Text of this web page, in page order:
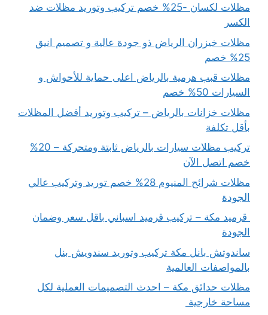
مظلات لكسان -25% خصم تركيب وتوريد مظلات ضد
الكسر
مظلات خيزران الرياض ذو جودة عالية و تصميم انيق
25% خصم
مظلات قبب هرمية بالرياض اعلى حماية للأحواش و
السيارات 50% خصم
مظلات خزانات بالرياض – تركيب وتوريد أفضل المظلات
بأقل تكلفة
تركيب مظلات سيارات بالرياض ثابتة ومتحركة – 20%
خصم اتصل الآن
مظلات شرائح المنيوم 28% خصم توريد وتركيب عالي
الجودة
قرميد مكة – تركيب قرميد اسباني باقل سعر وضمان
الجودة
ساندوتش بانل مكة تركيب وتوريد سندويش بنل
بالمواصفات العالمية
مظلات حدائق مكة – احدث التصميمات العملية لكل
مساحة خارجية